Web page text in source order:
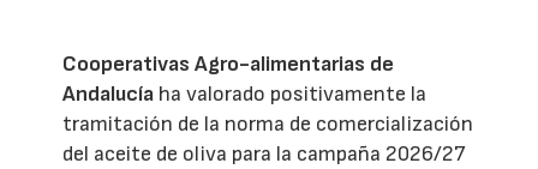
Cooperativas Agro-alimentarias de
Andalucía ha valorado positivamente la
tramitación de la norma de comercialización
del aceite de oliva para la campaña 2026/27